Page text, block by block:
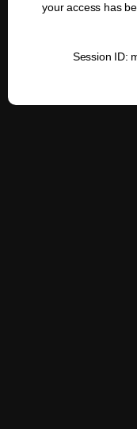
your access has
Session ID: